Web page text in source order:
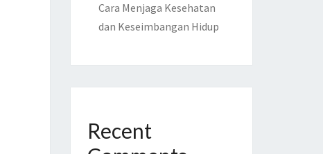
Cara Menjaga Kesehatan
dan Keseimbangan Hidup
Recent